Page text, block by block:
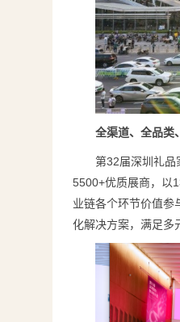
全渠道、全品类
第32届深圳礼
5500+优质展商，以
业链各个环节价值参
化解决方案，满足多